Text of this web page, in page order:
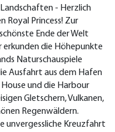
- Herzlich
Royal Princess! Zur
Ende der Welt
erkunden die Höhepunkte
Naturschauspiele
Ausfahrt aus dem Hafen
und die Harbour
Gletschern, Vulkanen,
Regenwäldern.
unvergessliche Kreuzfahrt